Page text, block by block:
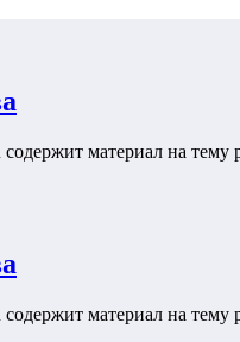
материал на тему
материал на тему